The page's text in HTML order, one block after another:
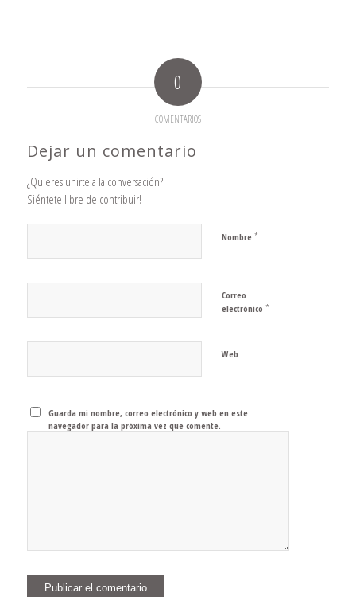
0
COMENTARIOS
Dejar un comentario
¿Quieres unirte a la conversación?
Siéntete libre de contribuir!
Nombre *
Correo
electrónico *
Web
Guarda mi nombre, correo electrónico y web en este
navegador para la próxima vez que comente.